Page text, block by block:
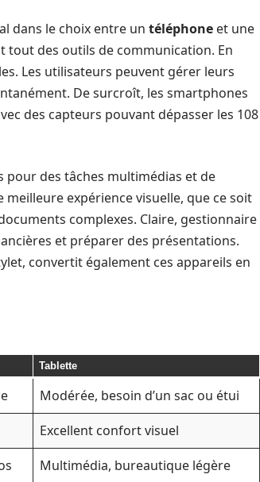
dans le choix entre un téléphone et une
tout des outils de communication. En
Les utilisateurs peuvent gérer leurs
De surcroît, les smartphones
des capteurs pouvant dépasser les 108
pour des tâches multimédias et de
expérience visuelle, que ce soit
complexes. Claire, gestionnaire
et préparer des présentations.
convertit également ces appareils en
Tablette
Modérée, besoin d’un sac ou étui
Excellent confort visuel
Multimédia, bureautique légère